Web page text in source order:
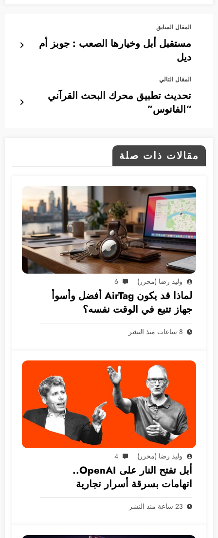
المقال السابق
مستقبل أبل وخيارها الصعب : جوبز أم
ديل
المقال التالي
تحديث تطبيق محرك البحث القرآني
“الفانوس”
مقالات ذات صلة
وليد رضا (محرر) 6
لماذا قد يكون AirTag أفضل وأسوأ
جهاز تتبع في الوقت نفسه؟
8 ساعات منذ النشر
وليد رضا (محرر) 4
أبل تفتح النار على OpenAI..
اتهامات بسرقة أسرار تجارية
23 ساعة منذ النشر